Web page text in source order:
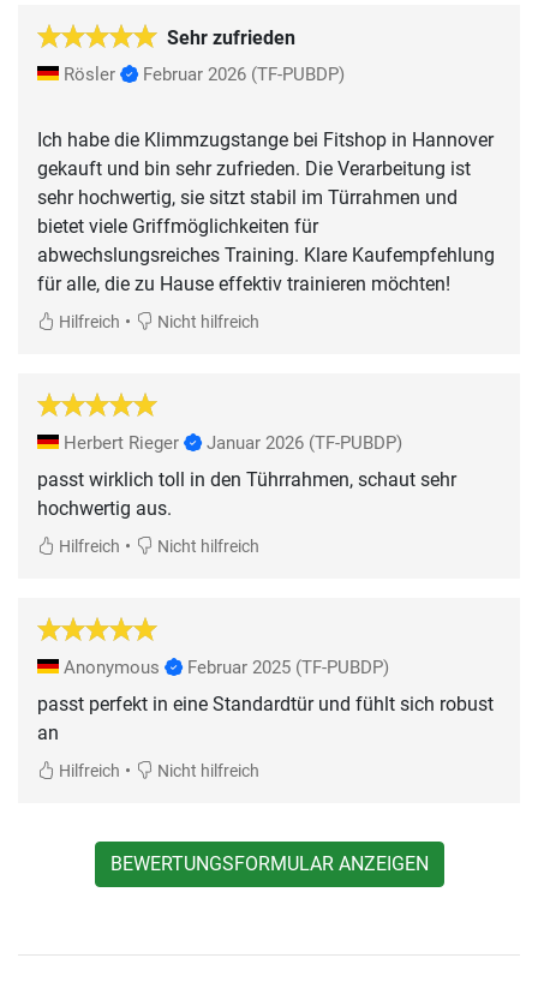
Sehr zufrieden
Rösler Februar 2026 (TF-PUBDP)
Ich habe die Klimmzugstange bei Fitshop in Hannover
gekauft und bin sehr zufrieden. Die Verarbeitung ist
sehr hochwertig, sie sitzt stabil im Türrahmen und
bietet viele Griffmöglichkeiten für
abwechslungsreiches Training. Klare Kaufempfehlung
für alle, die zu Hause effektiv trainieren möchten!
Hilfreich • Nicht hilfreich
Herbert Rieger Januar 2026 (TF-PUBDP)
passt wirklich toll in den Tührrahmen, schaut sehr
hochwertig aus.
Hilfreich • Nicht hilfreich
Anonymous Februar 2025 (TF-PUBDP)
passt perfekt in eine Standardtür und fühlt sich robust
an
Hilfreich • Nicht hilfreich
BEWERTUNGSFORMULAR ANZEIGEN